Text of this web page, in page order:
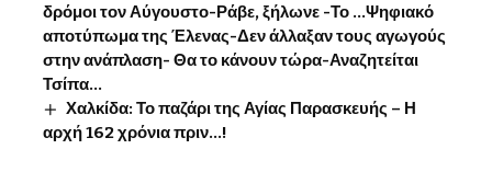
δρόμοι τον Αύγουστο-Ράβε, ξήλωνε -Το …Ψηφιακό
αποτύπωμα της Έλενας-Δεν άλλαξαν τους αγωγούς
στην ανάπλαση- Θα το κάνουν τώρα-Αναζητείται
Τσίπα…
Χαλκίδα: Το παζάρι της Αγίας Παρασκευής – Η
αρχή 162 χρόνια πριν…!